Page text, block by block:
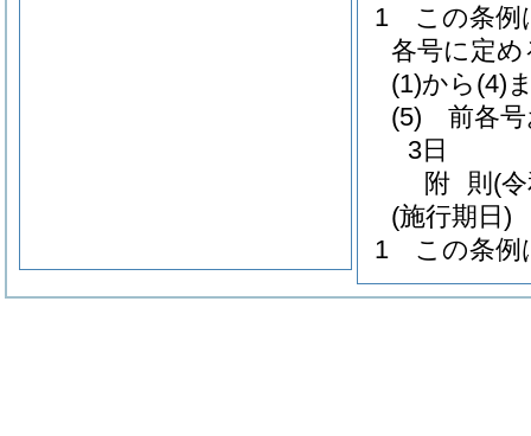
1
この条例
各号に定
(1)から(4)
(5)
前各
3日
附 則 (
(施行期日)
1
この条例